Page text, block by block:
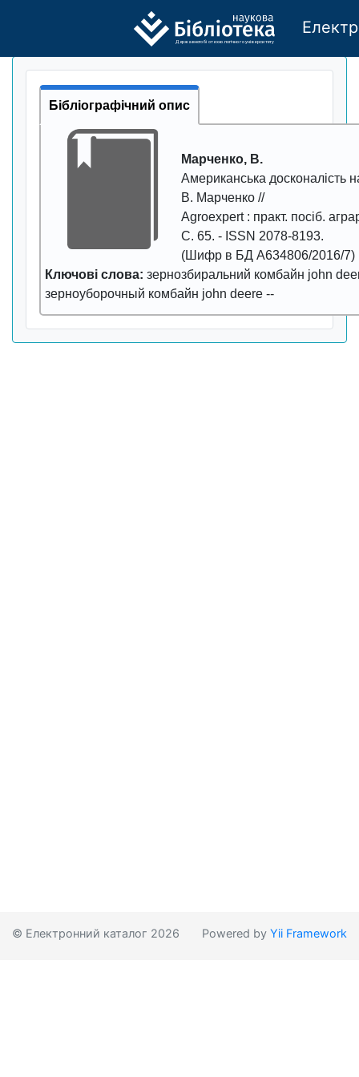
Державного бі отехно логічно го універси тету
Бібліографічний опис
Марченко, В.
Американська досконалість
В. Марченко //
Agroexpert: практ. посіб.
С. 65. - ISSN 2078-8193.
(Шифр в БД A634806/2016/7)
Ключові слова: зернозбиральний комбайн john
зерноуборочный комбайн john deere --
© Електронний каталог 2026 Powered by Yii Framework